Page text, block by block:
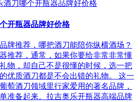
开瓶器品牌好价格
牌推荐，哪把酒刀能陪你纵横酒场？
推荐，通常，如果你要给非常非常懂
物，却自己不是很懂的时候，选一把
优质酒刀都是不会出错的礼物。 这一
萄酒刀领域里行家爱用的著名品牌，
准备起来。拉吉奥乐开瓶器高端品牌